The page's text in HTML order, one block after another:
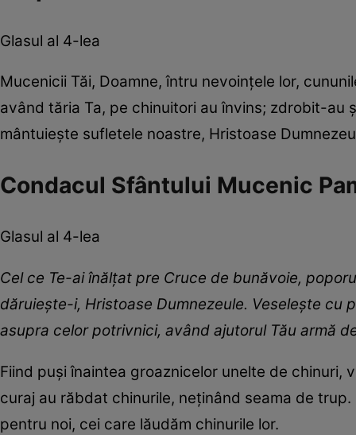
Glasul al 4-lea
Mucenicii Tăi, Doamne, întru nevoințele lor,
având tăria Ta, pe chinuitori au învins; zdrobit-au
mântuiește sufletele noastre, Hristoase
Condacul Sfântului Mucenic
Glasul al 4-lea
Cel ce Te-ai înălțat pre Cruce de bunăvoie,
dăruiește-i, Hristoase Dumnezeule. Veselește cu
asupra celor potrivnici, având ajutorul Tău armă
Fiind puși înaintea groaznicelor unelte de
curaj au răbdat chinurile, neținând seama de
pentru noi, cei care lăudăm chinurile lor.